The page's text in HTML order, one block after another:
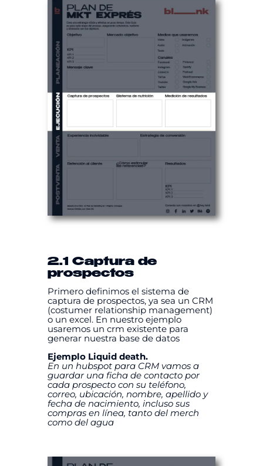
2.1 Captura de
prospectos
Primero definimos el sistema de
captura de prospectos, ya sea un CRM
(costumer relationship management)
o un excel. En nuestro ejemplo
usaremos un crm existente para
generar nuestra base de datos
Ejemplo Liquid death.
En un hubspot para CRM vamos a
guardar una ficha de contacto por
cada prospecto con su teléfono,
correo, ubicación, nombre, apellido y
fecha de nacimiento, incluso sus
compras en línea, tanto del merch
como del agua